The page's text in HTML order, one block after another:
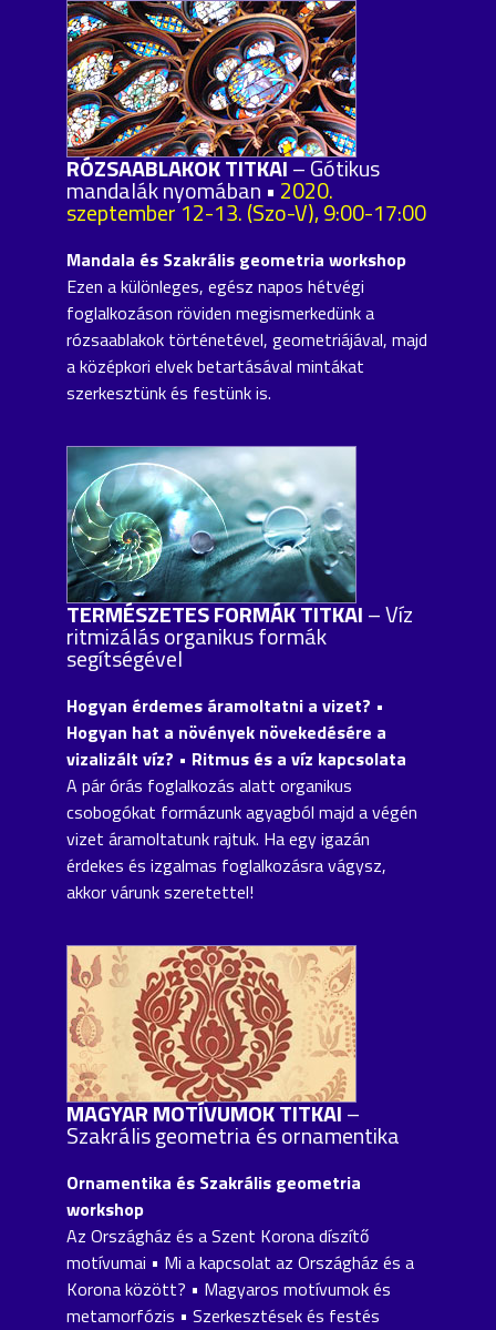
RÓZSAABLAKOK TITKAI– Gótikus
mandalák nyomában • 2020.
szeptember 12-13. (Szo-V), 9:00-17:00
Mandala és Szakrális geometria workshop
Ezen a különleges, egész napos hétvégi
foglalkozáson röviden megismerkedünk a
rózsaablakok történetével, geometriájával, majd
a középkori elvek betartásával mintákat
szerkesztünk és festünk is.
TERMÉSZETES FORMÁK TITKAI– Víz
ritmizálás organikus formák
segítségével
Hogyan érdemes áramoltatni a vizet? •
Hogyan hat a növények növekedésére a
vizalizált víz? • Ritmus és a víz kapcsolata
A pár órás foglalkozás alatt organikus
csobogókat formázunk agyagból majd a végén
vizet áramoltatunk rajtuk. Ha egy igazán
érdekes és izgalmas foglalkozásra vágysz,
akkor várunk szeretettel!
MAGYAR MOTÍVUMOK TITKAI–
Szakrális geometria és ornamentika
Ornamentika és Szakrális geometria
workshop
Az Országház és a Szent Korona díszítő
motívumai • Mi a kapcsolat az Országház és a
Korona között? • Magyaros motívumok és
metamorfózis • Szerkesztések és festés